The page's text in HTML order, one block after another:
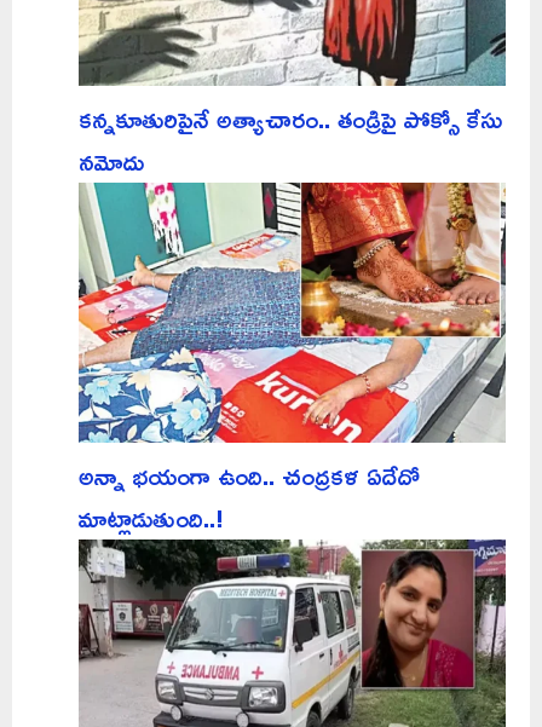
కన్నకూతురిపైనే అత్యాచారం.. తండ్రిపై పోక్సో కేసు
నమోదు
అన్నా భయంగా ఉంది.. చంద్రకళ ఏదేదో
మాట్లాడుతుంది..!